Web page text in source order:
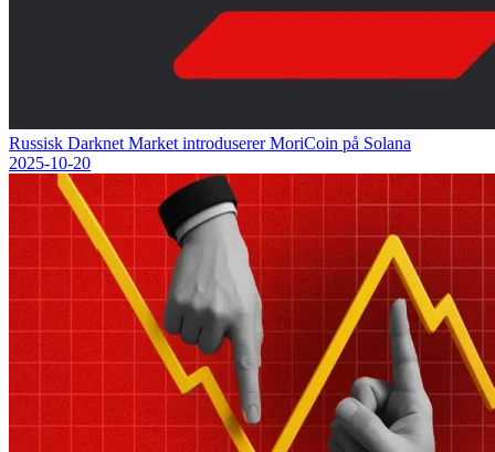
Russisk Darknet Market introduserer MoriCoin på Solana
2025-10-20